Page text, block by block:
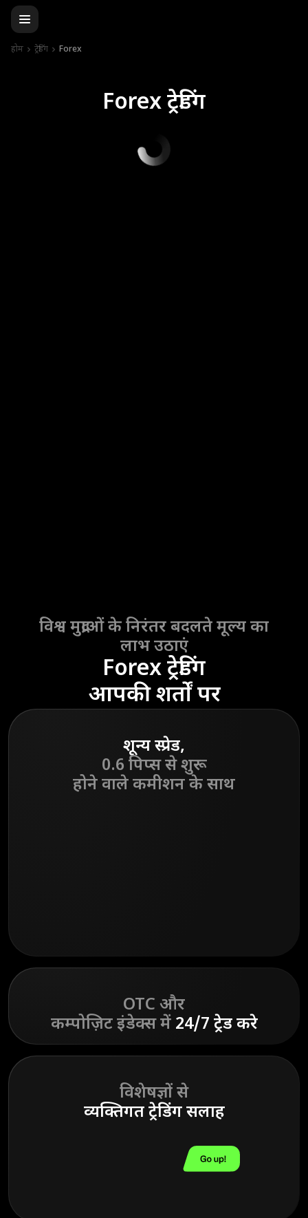
होम ट्रेडिंग Forex
Forex ट्रेडिंग
विश्व मुद्राओं के निरंतर बदलते मूल्य का
लाभ उठाएं
Forex ट्रेडिंग
आपकी शर्तों पर
शून्य स्प्रेड,
0.6 पिप्स से शुरू
होने वाले कमीशन के साथ
OTC और
कम्पोज़िट इंडेक्स में 24/7 ट्रेड करे
विशेषज्ञों से
व्यक्तिगत ट्रेडिंग सलाह